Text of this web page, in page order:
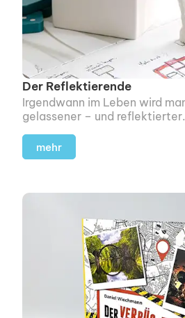
Der Reflektierende
Irgendwann im Leben wird
gelassener – und
mehr